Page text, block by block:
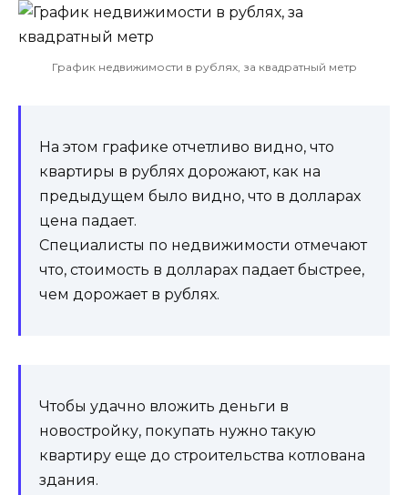
График недвижимости в рублях, за квадратный метр
На этом графике отчетливо видно, что
квартиры в рублях дорожают, как на
предыдущем было видно, что в долларах
цена падает.
Специалисты по недвижимости отмечают
что, стоимость в долларах падает быстрее,
чем дорожает в рублях.
Чтобы удачно вложить деньги в
новостройку, покупать нужно такую
квартиру еще до строительства котлована
здания.